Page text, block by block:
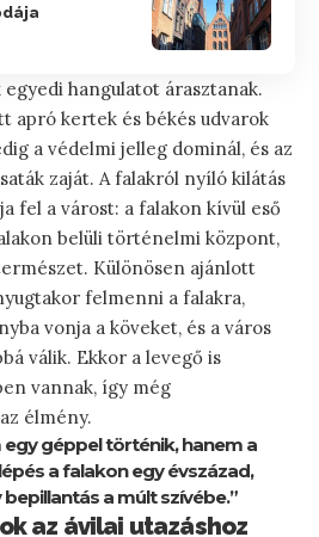
egyedi hangulatot árasztanak.
apró kertek és békés udvarok
a védelmi jelleg dominál, és az
zaját. A falakról nyíló kilátás
fel a várost: a falakon kívül eső
belüli történelmi központ,
Különösen ajánlott
felmenni a falakra,
vonja a köveket, és a város
válik. Ekkor a levegő is
vannak, így még
élmény.
egy géppel történik, hanem a
a falakon egy évszázad,
a múlt szívébe.”
az ávilai utazáshoz